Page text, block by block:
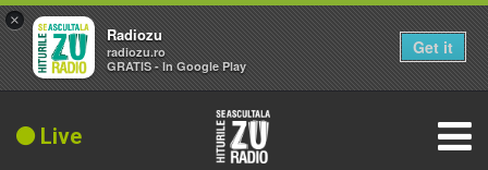
Live
×
Radiozu
radiozu.ro
GRATIS - In Google Play
Get it